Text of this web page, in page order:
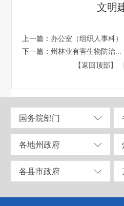
文明
上一篇： 办公室（组织人事科）
下一篇：州林业有害生物防治...
【返回顶部】
国务院部门
各地州政府
各县市政府